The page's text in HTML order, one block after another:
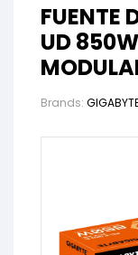
FUENTE
UD
Brands: